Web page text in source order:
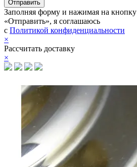
Заполняя форму и нажимая на кнопку
«Отправить», я соглашаюсь
с Политикой конфиденциальности
×
Рассчитать доставку
×